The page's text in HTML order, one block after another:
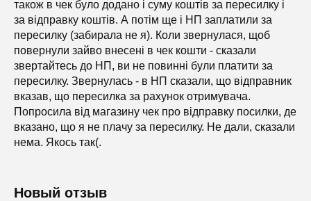
також в чек було додано і суму коштів за пересилку і
за відправку коштів. А потім ще і НП заплатили за
пересилку (забирала не я). Коли звернулася, щоб
повернули зайво внесені в чек кошти - сказали
звертайтесь до НП, ви не повинні були платити за
пересилку. Звернулась - в НП сказали, що відправник
вказав, що пересилка за рахунок отримувача.
Попросила від магазину чек про відправку посилки, де
вказано, що я не плачу за пересилку. Не дали, сказали
нема. Якось так(.
Новый отзыв